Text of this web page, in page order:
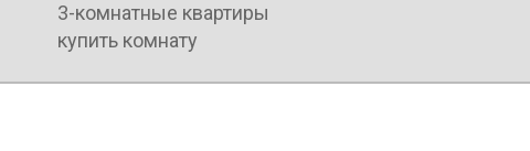
3-комнатные квартиры
купить комнату